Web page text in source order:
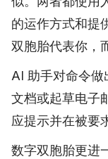
的运作方式和提
双胞胎代表你，
AI 助手对命令做
文档或起草电子
应提示并在被要
数字双胞胎更进